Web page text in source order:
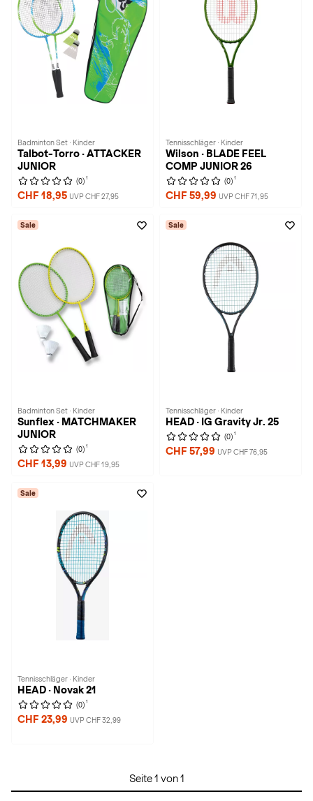
Badminton Set · Kinder
Talbot-Torro · ATTACKER
JUNIOR
(0) 1
CHF 18,95 UVP CHF 27,95
Tennisschläger · Kinder
Wilson · BLADE FEEL
COMP JUNIOR 26
(0) 1
CHF 59,99 UVP CHF 71,95
Sale
Badminton Set · Kinder
Sunflex · MATCHMAKER
JUNIOR
(0) 1
CHF 13,99 UVP CHF 19,95
Sale
Tennisschläger · Kinder
HEAD · IG Gravity Jr. 25
(0) 1
CHF 57,99 UVP CHF 76,95
Sale
Tennisschläger · Kinder
HEAD · Novak 21
(0) 1
CHF 23,99 UVP CHF 32,99
Seite 1 von 1